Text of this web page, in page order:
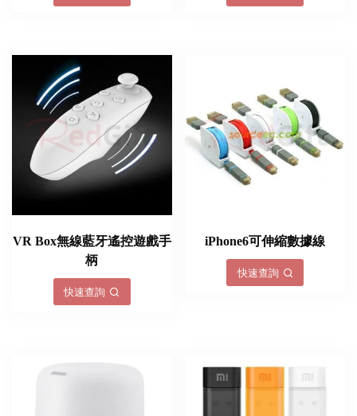
VR Box無線藍牙遙控遊戲手
柄
快速查詢
iPhone6​​可伸縮數據線
快速查詢